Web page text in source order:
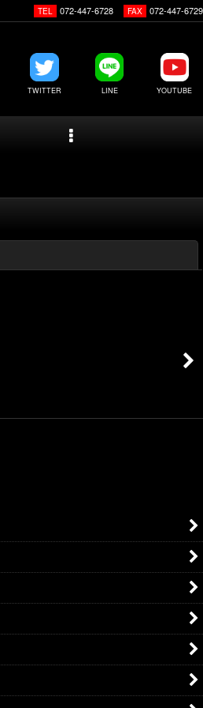
TEL 072-447-6728 FAX 072-447-6729
TWITTER LINE YOUTUBE